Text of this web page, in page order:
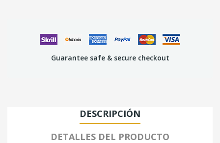
Guarantee safe & secure checkout
DESCRIPCIÓN
DETALLES DEL PRODUCTO